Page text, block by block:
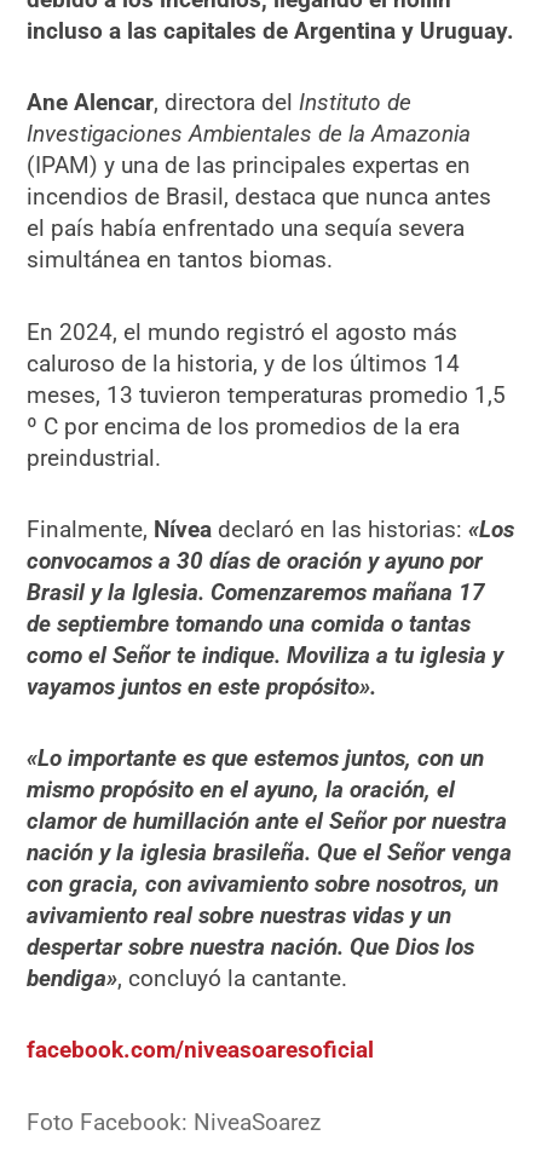
incluso a las capitales de Argentina y Uruguay.
Ane Alencar, directora delInstituto de
Investigaciones Ambientales de la Amazonia
(IPAM) y una de las principales expertas en
incendios de Brasil, destaca que nunca antes
el país había enfrentado una sequía severa
simultánea en tantos biomas.
En 2024, el mundo registró el agosto más
caluroso de la historia, y de los últimos 14
meses, 13 tuvieron temperaturas promedio 1,5
º C por encima de los promedios de la era
preindustrial.
Finalmente, Nívea declaró en las historias:«Los
convocamos a 30 días de oración y ayuno por
Brasil y la Iglesia. Comenzaremos mañana 17
de septiembre tomando una comida o tantas
como el Señor te indique. Moviliza a tu iglesia y
vayamos juntos en este propósito».
«Lo importante es que estemos juntos, con un
mismo propósito en el ayuno, la oración, el
clamor de humillación ante el Señor por nuestra
nación y la iglesia brasileña. Que el Señor venga
con gracia, con avivamiento sobre nosotros, un
avivamiento real sobre nuestras vidas y un
despertar sobre nuestra nación. Que Dios los
bendiga», concluyó la cantante.
facebook.com/niveasoaresoficial
Foto Facebook: NiveaSoarez